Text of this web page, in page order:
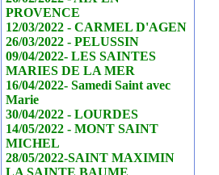
PROVENCE
12/03/2022 - CARMEL D'AGEN
26/03/2022 - PELUSSIN
09/04/2022- LES SAINTES
MARIES DE LA MER
16/04/2022- Samedi Saint avec
Marie
30/04/2022 - LOURDES
14/05/2022 - MONT SAINT
MICHEL
28/05/2022-SAINT MAXIMIN
LA SAINTE BAUME